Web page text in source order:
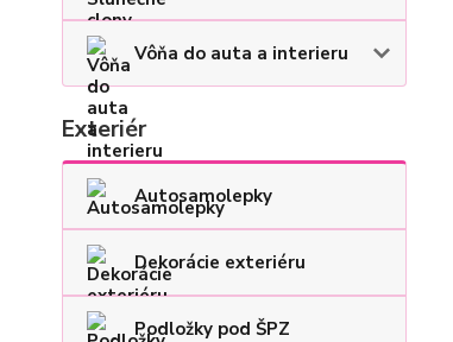
Vôňa do auta a interieru
Exteriér
Autosamolepky
Dekorácie exteriéru
Podložky pod ŠPZ